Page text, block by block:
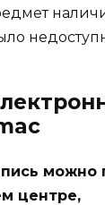
можно
центре,